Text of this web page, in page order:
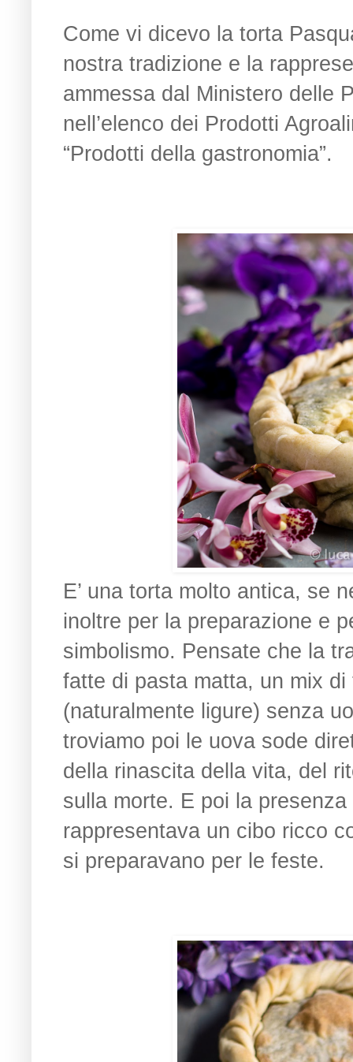
Come vi dicevo la torta
nostra tradizione e la
ammessa dal Ministero delle
nell’elenco dei Prodotti
“Prodotti della gastronomia”.
E’ una torta molto antica, se
inoltre per la preparazione e
simbolismo. Pensate che la
fatte di pasta matta, un mix
(naturalmente ligure) senza
troviamo poi le uova sode
della rinascita della vita, del
sulla morte. E poi la
rappresentava un cibo ricco
si preparavano per le feste.